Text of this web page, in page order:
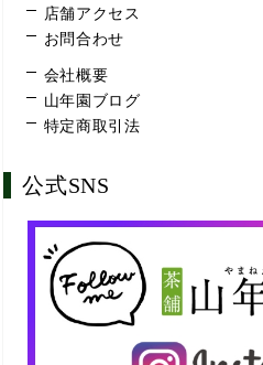
店舗アクセス
お問合わせ
会社概要
山年園ブログ
特定商取引法
公式SNS